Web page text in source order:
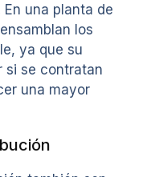
una planta de
los
ya que su
si se contratan
una mayor